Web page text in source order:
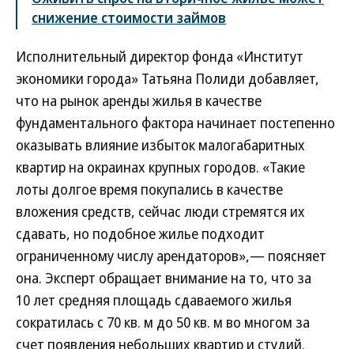
снижение стоимости займов
Исполнительный директор фонда «Институт
экономики города» Татьяна Полиди добавляет,
что на рынок аренды жилья в качестве
фундаментального фактора начинает постепенно
оказывать влияние избыток малогабаритных
квартир на окраинах крупных городов. «Такие
лоты долгое время покупались в качестве
вложения средств, сейчас люди стремятся их
сдавать, но подобное жилье подходит
ограниченному числу арендаторов»,— поясняет
она. Эксперт обращает внимание на то, что за
10 лет средняя площадь сдаваемого жилья
сократилась с 70 кв. м до 50 кв. м во многом за
счет появления небольших квартир и студий.